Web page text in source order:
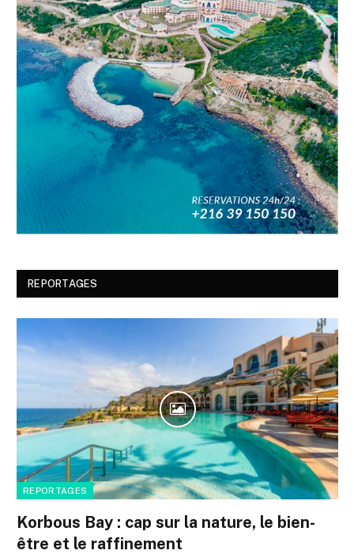
REPORTAGES
REPORTAGES
Korbous Bay : cap sur la nature, le bien-
être et le raffinement